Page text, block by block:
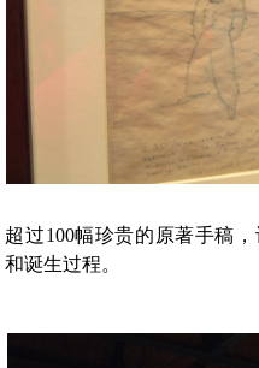
超过100幅珍贵的原著手稿
和诞生过程。